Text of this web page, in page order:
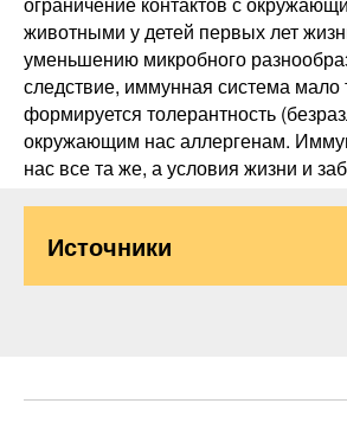
животными у детей первых лет
уменьшению микробного
следствие, иммунная система мало
формируется толерантность
окружающим нас аллергенам.
нас все та же, а условия жизни и
Источники